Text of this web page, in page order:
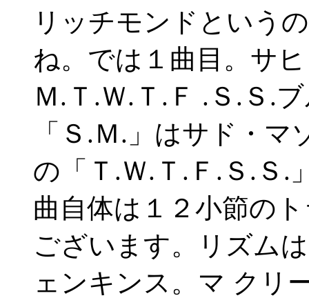
リッチモンドという
ね。では１曲目。サ
Ｍ.Ｔ.Ｗ.Ｔ.Ｆ .Ｓ.Ｓ.
「Ｓ.Ｍ.」はサド・
の「Ｔ.Ｗ.Ｔ.Ｆ.Ｓ.Ｓ.
曲自体は１２小節の
ございます。リズム
ェンキンス。マ クリ